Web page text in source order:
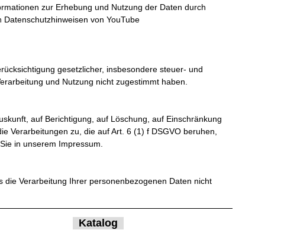
zur Erhebung und Nutzung der Daten durch
von YouTube
gesetzlicher, insbesondere steuer- und
und Nutzung nicht zugestimmt haben.
auf Berichtigung, auf Löschung, auf Einschränkung
Verarbeitungen zu, die auf Art. 6 (1) f DSGVO beruhen,
in unserem Impressum.
die Verarbeitung Ihrer personenbezogenen Daten nicht
Katalog